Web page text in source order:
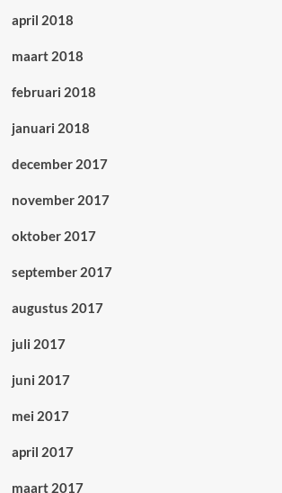
april 2018
maart 2018
februari 2018
januari 2018
december 2017
november 2017
oktober 2017
september 2017
augustus 2017
juli 2017
juni 2017
mei 2017
april 2017
maart 2017